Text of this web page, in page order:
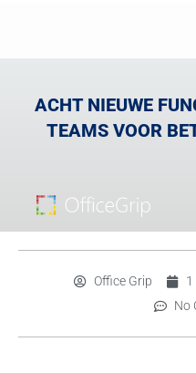
ACHT NIEUWE
TEAMS VOOR
Office Grip 1
No